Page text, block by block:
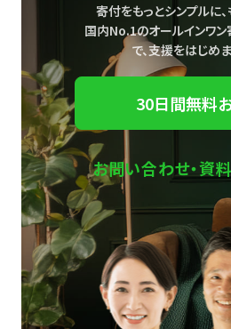
寄付をもっとシンプルに、
国内No.1のオールインワ
で、支援をはじめま
30日間無料
お問い合わせ・資